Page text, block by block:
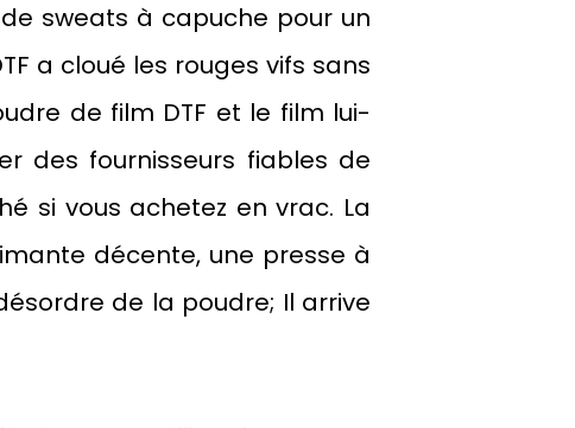
sweats à capuche pour un
a cloué les rouges vifs sans
de film DTF et le film lui-
des fournisseurs fiables de
si vous achetez en vrac. La
décente, une presse à
de la poudre; Il arrive